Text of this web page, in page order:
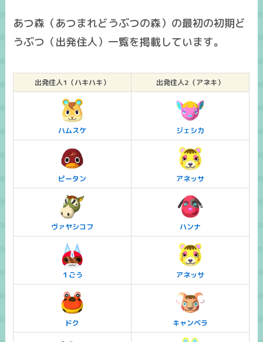
あつ森（あつまれどうぶつの森）の最初の初期ど
うぶつ（出発住人）一覧を掲載しています。
出発住人1（ハキハキ） 出発住人2（アネキ）
ハムスケ ジェシカ
ピータン アネッサ
ヴァヤシコフ ハンナ
１ごう アネッサ
ドク キャンベラ